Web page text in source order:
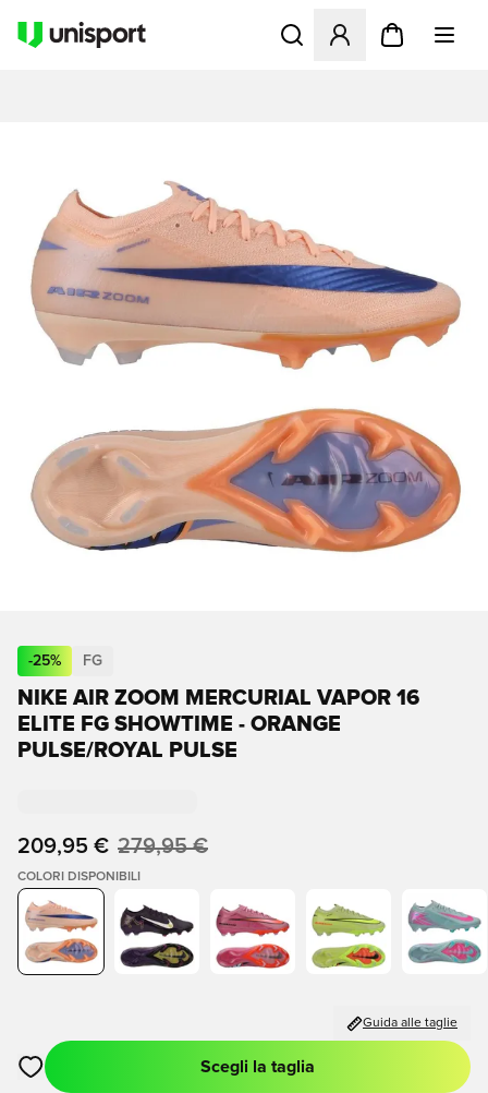
Apre una finestra modale
-25% FG
NIKE AIR ZOOM MERCURIAL VAPOR 16
ELITE FG SHOWTIME - ORANGE
PULSE/ROYAL PULSE
209,95 € 279,95 €
COLORI DISPONIBILI
Guida alle taglie
Apre una finestra modale per accedere o registrarsi come
Scegli la taglia